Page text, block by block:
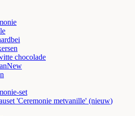
chocolade
set
'Ceremonie metvanille' (nieuw)